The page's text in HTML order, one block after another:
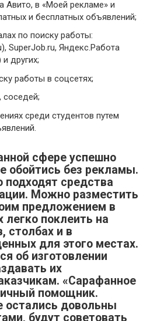
Авито, в «Моей рекламе» и
и бесплатных объявлений;
по поиску работы:
SuperJob.ru, Яндекс.Работа
других;
работы в соцсетях;
соседей;
среди студентов путем
сфере успешно
обойтись без рекламы.
подходят средства
Можно разместить
предложением в
легко поклеить на
столбах и в
для этого местах.
об изготовлении
их
«Сарафанное
помощник.
остались довольны
будут советовать